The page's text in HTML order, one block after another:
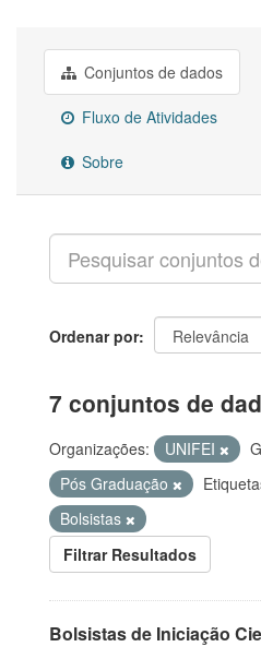
Conjuntos de dados
Fluxo de Atividades
Sobre
Ordenar por
7 conjuntos de
Organizações: UNIFEI
Pós Graduação
Bolsistas
Filtrar Resultados
Bolsistas de Iniciação